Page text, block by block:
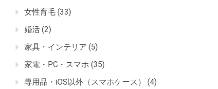
女性育毛 (33)
婚活 (2)
家具・インテリア (5)
家電・PC・スマホ (35)
専用品・iOS以外（スマホケース）
(4)